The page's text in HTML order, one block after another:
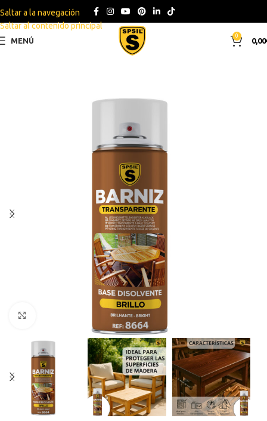
Saltar a la navegación
Saltar al contenido principal
MENÚ
0
0,00
Haga clic para ampliar